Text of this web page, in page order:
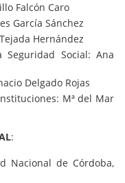
Falcón Caro
García Sánchez
Hernández
Social: Ana
Delgado Rojas
Mª del Mar
:
Nacional de Córdoba,